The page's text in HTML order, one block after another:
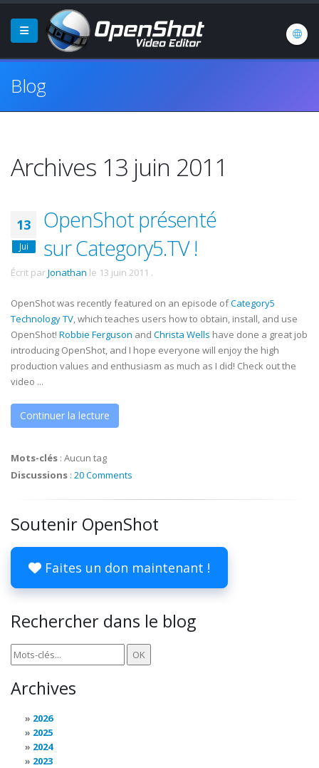
Blog
Archives 13 juin 2011
13
Jui
OpenShot présenté
sur Category5.TV !
Écrit parJonathan le 13 juin 2011 .
OpenShot was recently featured on an episode ofCategory5
Technology TV, which teaches users how to obtain, install, and use
OpenShot! Robbie Ferguson and Christa Wells have done a great job
introducing OpenShot, and I hope everyone will enjoy the high
production values and enthusiasm as much as I did! Check out the
video ...
Continuer la lecture
Mots-clés : Aucun tag
Discussions : 20 Comments
Soutenir OpenShot
Faites un don maintenant !
Rechercher dans le blog
Archives
2026
2025
2024
2023